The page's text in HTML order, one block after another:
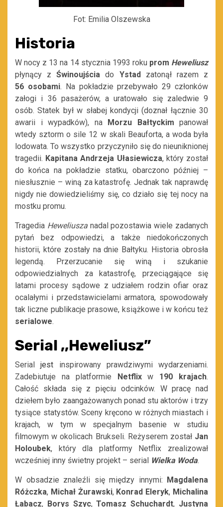
Fot: Emilia Olszewska
Historia
W nocy z 13 na 14 stycznia 1993 roku prom Heweliusz
płynący zŚwinoujścia do Ystad zatonął razem z
56 osobami. Na pokładzie przebywało 29 członków
załogi i 36 pasażerów, a uratowało się zaledwie 9
osób. Statek był w słabej kondycji (doznał łącznie 30
awarii i wypadków), na
Morzu Bałtyckim panował
wtedy sztorm o sile 12 w skali Beauforta, a woda była
lodowata. To wszystko przyczyniło się do nieuniknionej
tragedii. Kapitana Andrzeja Ułasiewicza, który został
do końca na pokładzie statku, obarczono później –
niesłusznie – winą za katastrofę. Jednak tak naprawdę
nigdy nie dowiedzieliśmy się, co działo się tej nocy na
mostku promu.
Tragedia Heweliuszanadal pozostawia wiele zadanych
pytań bez odpowiedzi, a także niedokończonych
historii, które zostały na dnie Bałtyku. Historia obrosła
legendą. Przerzucanie się winą i szukanie
odpowiedzialnych za katastrofę, przeciągające się
latami procesy sądowe z udziałem rodzin ofiar oraz
ocalałymi i przedstawicielami armatora, spowodowały
tak liczne publikacje prasowe, książkowe i w końcu też
serialowe.
Serial ,,Heweliusz”
Serialjest inspirowany prawdziwymi wydarzeniami.
Zadebiutuje na platformie
Netflixw 190 krajach.
Całość składa się z pięciu odcinków. W pracę nad
dziełem było zaangażowanych ponad stu aktorów i trzy
tysiące statystów. Sceny kręcono w różnych miastach i
krajach, w tym w specjalnym basenie w studiu
filmowym w okolicach Brukseli. Reżyserem został Jan
Holoubek, który dla platformy Netflix zrealizował
wcześniej inny świetny projekt – serial Wielka Woda.
W obsadzie znaleźli się między innymi:
Magdalena
Różczka, Michał Żurawski,Konrad Eleryk, Michalina
Łabacz, Borys Szyc,Tomasz Schuchardt, Justyna